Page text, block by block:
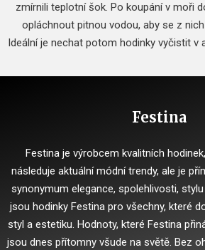
zmírnili teplotní šok. Po koupání v moři
opláchnout pitnou vodou, aby se z
Ideální je nechat potom hodinky vyčistit v
Festina
Festina je výrobcem kvalitních
následuje aktuální módní trendy, ale je
synonymum elegance, spolehlivosti,
jsou hodinky Festina pro všechny, které
styl a estetiku. Hodnoty, které Festina
jsou dnes přítomny všude na světě. Bez